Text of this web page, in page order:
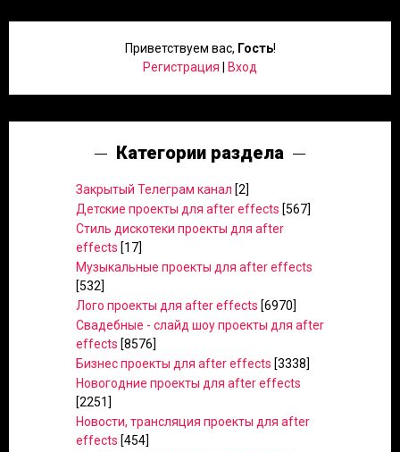
Приветствуем вас, Гость!
Регистрация
Вход
Категории раздела
Закрытый Телеграм канал [2]
Детские проекты для after effects [567]
Стиль дискотеки проекты для after
effects [17]
Музыкальные проекты для after effects
[532]
Лого проекты для after effects [6970]
Свадебные - слайд шоу проекты для after
effects [8576]
Бизнес проекты для after effects [3338]
Новогодние проекты для after effects
[2251]
Новости, трансляция проекты для after
effects [454]